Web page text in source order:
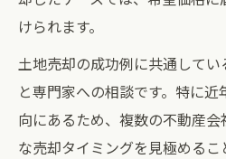
港区土地売却の最適
地価上昇タイミング
売却時期の選び方と
市場動向を読み解く
地価予測を活かした
けられます。
土地売却の成功例に共通して
と専門家への相談です。特に
向にあるため、複数の不動産
な売却タイミングを見極めるこ